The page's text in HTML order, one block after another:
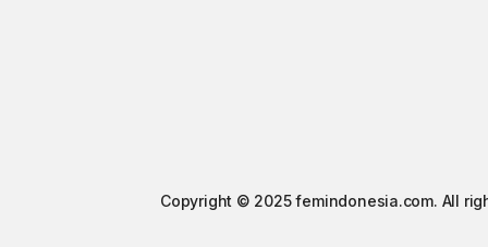
Copyright © 2025 femindonesia.com. All